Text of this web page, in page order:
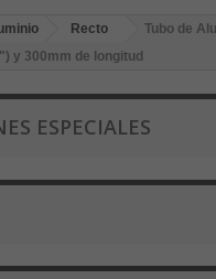
Recto
Tubo de
y 300mm de longitud
ESPECIALES